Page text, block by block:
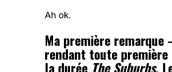
Ah ok.
Ma première
rendant toute
la durée The Suburbs.